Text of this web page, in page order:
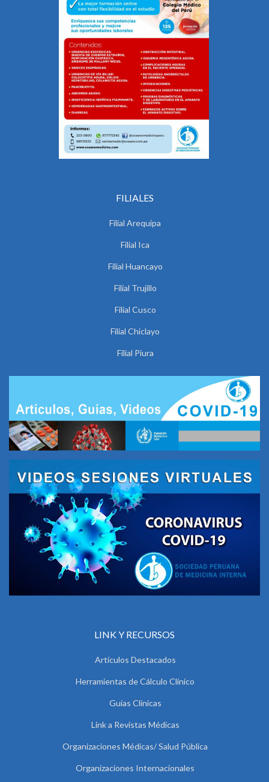
FILIALES
Filial Arequipa
Filial Ica
Filial Huancayo
Filial Trujillo
Filial Cusco
Filial Chiclayo
Filial Piura
LINK Y RECURSOS
Artículos Destacados
Herramientas de Cálculo Clínico
Guías Clínicas
Link a Revistas Médicas
Organizaciones Médicas/ Salud Pública
Organizaciones Internacionales